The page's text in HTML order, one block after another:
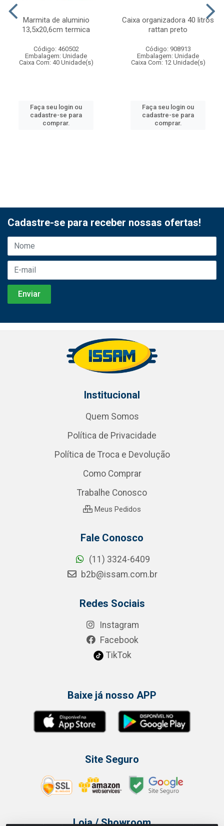
Marmita de aluminio
13,5x20,6cm termica
Código: 460502
Embalagem: Unidade
Caixa Com: 40 Unidade(s)
Faça seu login ou
cadastre-se para
comprar.
Caixa organizadora 40 litros
rattan preto
Código: 908913
Embalagem: Unidade
Caixa Com: 12 Unidade(s)
Faça seu login ou
cadastre-se para
comprar.
Cadastre-se para receber nossas ofertas!
Institucional
Quem Somos
Política de Privacidade
Política de Troca e Devolução
Como Comprar
Trabalhe Conosco
Meus Pedidos
Fale Conosco
(11) 3324-6409
b2b@issam.com.br
Redes Sociais
Instagram
Facebook
TikTok
Baixe já nosso APP
Site Seguro
Loja / Showroom